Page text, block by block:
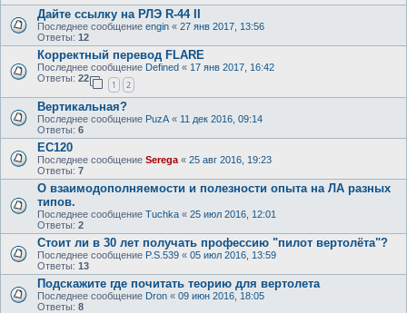
Дайте ссылку на РЛЭ R-44 II
Последнее сообщение engin « 27 янв 2017, 13:56
Ответы: 12
Корректный перевод FLARE
Последнее сообщение Defined « 17 янв 2017, 16:42
Ответы: 22
1 2
Вертикальная?
Последнее сообщение PuzA « 11 дек 2016, 09:14
Ответы: 6
EC120
Последнее сообщение Serega « 25 авг 2016, 19:23
Ответы: 7
О взаимодополняемости и полезности опыта на ЛА разных
типов.
Последнее сообщение Tuchka « 25 июл 2016, 12:01
Ответы: 2
Стоит ли в 30 лет получать профессию "пилот вертолёта"?
Последнее сообщение P.S.539 « 05 июл 2016, 13:59
Ответы: 13
Подскажите где почитать теорию для вертолета
Последнее сообщение Dron « 09 июн 2016, 18:05
Ответы: 8